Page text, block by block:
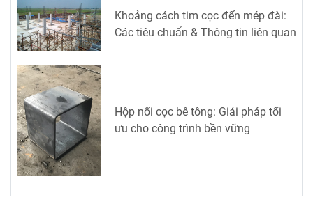
Khoảng cách tim cọc đến mép đài:
Các tiêu chuẩn & Thông tin liên quan
Hộp nối cọc bê tông: Giải pháp tối
ưu cho công trình bền vững